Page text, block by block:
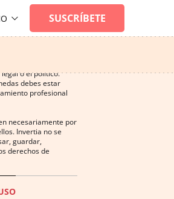
no recomendada
o el político.
debes estar
profesional
necesariamente por
Invertia no se
guardar,
derechos de